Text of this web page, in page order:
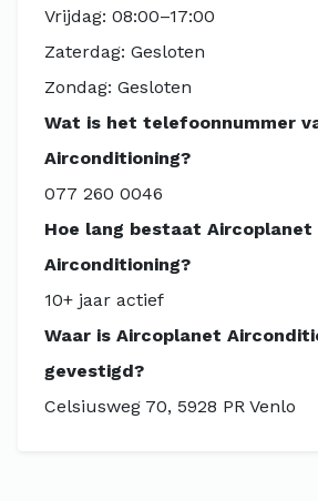
Vrijdag: 08:00–17:00
Zaterdag: Gesloten
Zondag: Gesloten
Wat is het telefoonnummer
Airconditioning?
077 260 0046
Hoe lang bestaat Aircoplanet
Airconditioning?
10+ jaar actief
Waar is Aircoplanet
gevestigd?
Celsiusweg 70, 5928 PR Venlo